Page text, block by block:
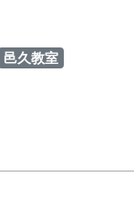
邑久教室